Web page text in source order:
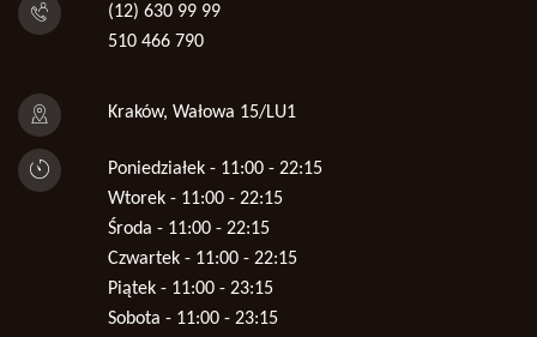
(12) 630 99 99
510 466 790
Kraków, Wałowa 15/LU1
Poniedziałek - 11:00 - 22:15
Wtorek - 11:00 - 22:15
Środa - 11:00 - 22:15
Czwartek - 11:00 - 22:15
Piątek - 11:00 - 23:15
Sobota - 11:00 - 23:15